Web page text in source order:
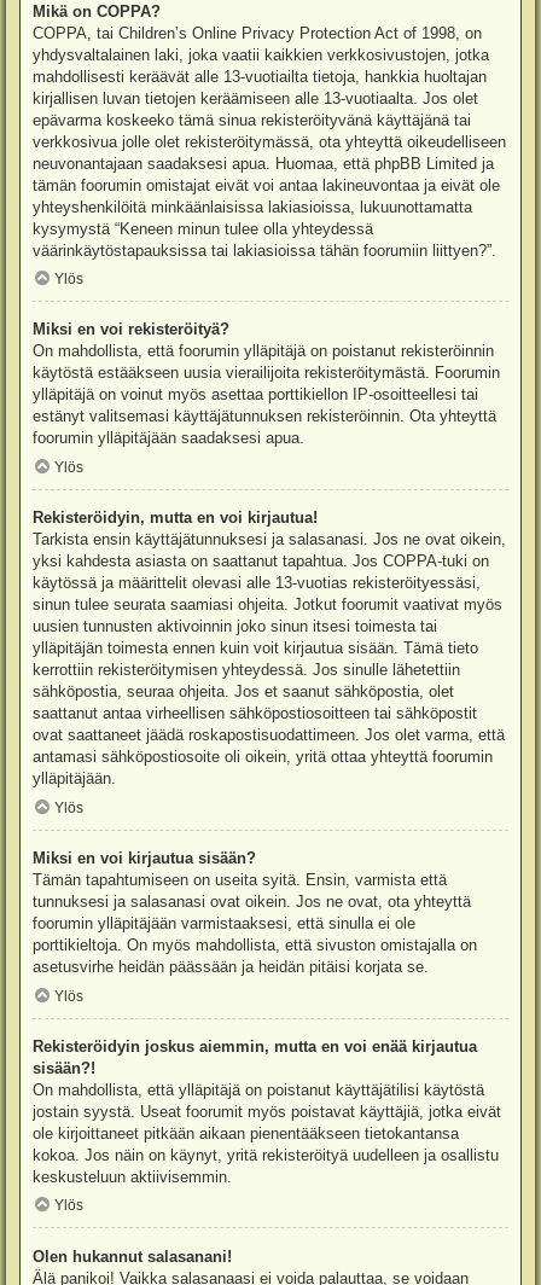
Mikä on COPPA?
COPPA, tai Children’s Online Privacy Protection Act of 1998, on
yhdysvaltalainen laki, joka vaatii kaikkien verkkosivustojen, jotka
mahdollisesti keräävät alle 13-vuotiailta tietoja, hankkia huoltajan
kirjallisen luvan tietojen keräämiseen alle 13-vuotiaalta. Jos olet
epävarma koskeeko tämä sinua rekisteröityvänä käyttäjänä tai
verkkosivua jolle olet rekisteröitymässä, ota yhteyttä oikeudelliseen
neuvonantajaan saadaksesi apua. Huomaa, että phpBB Limited ja
tämän foorumin omistajat eivät voi antaa lakineuvontaa ja eivät ole
yhteyshenkilöitä minkäänlaisissa lakiasioissa, lukuunottamatta
kysymystä “Keneen minun tulee olla yhteydessä
väärinkäytöstapauksissa tai lakiasioissa tähän foorumiin liittyen?”.
Ylös
Miksi en voi rekisteröityä?
On mahdollista, että foorumin ylläpitäjä on poistanut rekisteröinnin
käytöstä estääkseen uusia vierailijoita rekisteröitymästä. Foorumin
ylläpitäjä on voinut myös asettaa porttikiellon IP-osoitteellesi tai
estänyt valitsemasi käyttäjätunnuksen rekisteröinnin. Ota yhteyttä
foorumin ylläpitäjään saadaksesi apua.
Ylös
Rekisteröidyin, mutta en voi kirjautua!
Tarkista ensin käyttäjätunnuksesi ja salasanasi. Jos ne ovat oikein,
yksi kahdesta asiasta on saattanut tapahtua. Jos COPPA-tuki on
käytössä ja määrittelit olevasi alle 13-vuotias rekisteröityessäsi,
sinun tulee seurata saamiasi ohjeita. Jotkut foorumit vaativat myös
uusien tunnusten aktivoinnin joko sinun itsesi toimesta tai
ylläpitäjän toimesta ennen kuin voit kirjautua sisään. Tämä tieto
kerrottiin rekisteröitymisen yhteydessä. Jos sinulle lähetettiin
sähköpostia, seuraa ohjeita. Jos et saanut sähköpostia, olet
saattanut antaa virheellisen sähköpostiosoitteen tai sähköpostit
ovat saattaneet jäädä roskapostisuodattimeen. Jos olet varma, että
antamasi sähköpostiosoite oli oikein, yritä ottaa yhteyttä foorumin
ylläpitäjään.
Ylös
Miksi en voi kirjautua sisään?
Tämän tapahtumiseen on useita syitä. Ensin, varmista että
tunnuksesi ja salasanasi ovat oikein. Jos ne ovat, ota yhteyttä
foorumin ylläpitäjään varmistaaksesi, että sinulla ei ole
porttikieltoja. On myös mahdollista, että sivuston omistajalla on
asetusvirhe heidän päässään ja heidän pitäisi korjata se.
Ylös
Rekisteröidyin joskus aiemmin, mutta en voi enää kirjautua
sisään?!
On mahdollista, että ylläpitäjä on poistanut käyttäjätilisi käytöstä
jostain syystä. Useat foorumit myös poistavat käyttäjiä, jotka eivät
ole kirjoittaneet pitkään aikaan pienentääkseen tietokantansa
kokoa. Jos näin on käynyt, yritä rekisteröityä uudelleen ja osallistu
keskusteluun aktiivisemmin.
Ylös
Olen hukannut salasanani!
Älä panikoi! Vaikka salasanaasi ei voida palauttaa, se voidaan